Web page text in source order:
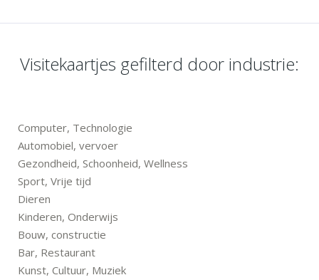
Visitekaartjes gefilterd door industrie:
Computer, Technologie
Automobiel, vervoer
Gezondheid, Schoonheid, Wellness
Sport, Vrije tijd
Dieren
Kinderen, Onderwijs
Bouw, constructie
Bar, Restaurant
Kunst, Cultuur, Muziek